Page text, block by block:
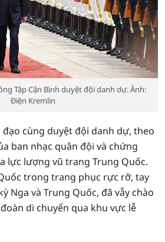
Tập Cận Bình duyệt đội danh dự. Ảnh:
Điện Kremlin
đạo cùng duyệt đội danh dự, theo
ban nhạc quân đội và chứng
lực lượng vũ trang Trung Quốc.
trong trang phục rực rỡ, tay
Nga và Trung Quốc, đã vẫy chào
di chuyển qua khu vực lễ